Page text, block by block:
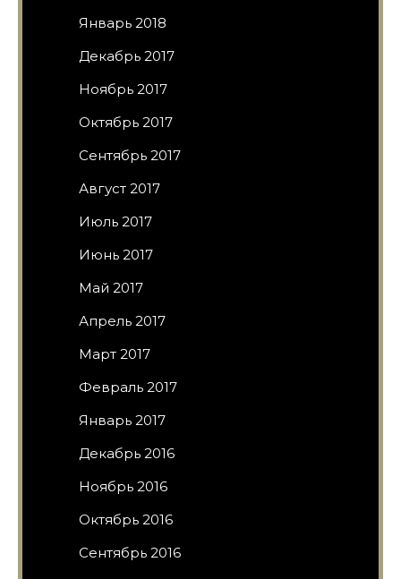
Январь 2018
Декабрь 2017
Ноябрь 2017
Октябрь 2017
Сентябрь 2017
Август 2017
Июль 2017
Июнь 2017
Май 2017
Апрель 2017
Март 2017
Февраль 2017
Январь 2017
Декабрь 2016
Ноябрь 2016
Октябрь 2016
Сентябрь 2016